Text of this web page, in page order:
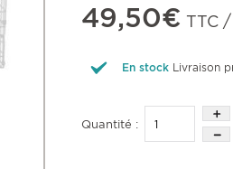
49,50€ TTC
En stock Livraison
Quantité :